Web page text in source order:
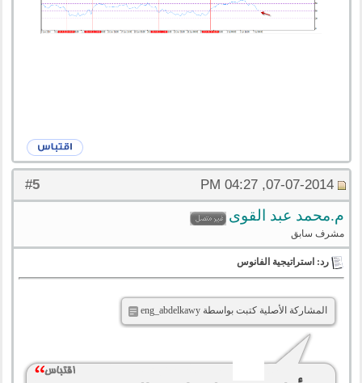
#
5 07-07-2014, 04:27 PM
م.محمد عبد القوى
مشرف سابق
رد: استراتيجية الفانوس
المشاركة الأصلية كتبت بواسطة eng_abdelkawy